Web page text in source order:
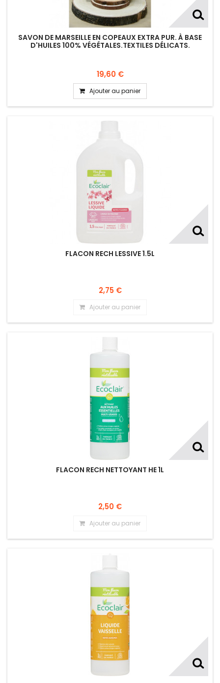
SAVON DE MARSEILLE EN COPEAUX EXTRA PUR. À BASE
D'HUILES 100% VÉGÉTALES.TEXTILES DÉLICATS.
19,60 €
Ajouter au panier
FLACON RECH LESSIVE 1.5L
2,75 €
Ajouter au panier
FLACON RECH NETTOYANT HE 1L
2,50 €
Ajouter au panier